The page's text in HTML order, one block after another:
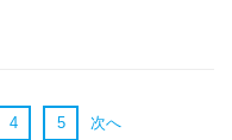
4 5 次へ